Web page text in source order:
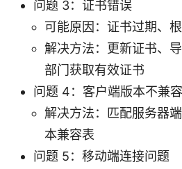
问题 3：证书错误
可能原因：证书过期、
解决方法：更新证书、
部门获取有效证书
问题 4：客户端版本不兼容
解决方法：匹配服务器
本兼容表
问题 5：移动端连接问题